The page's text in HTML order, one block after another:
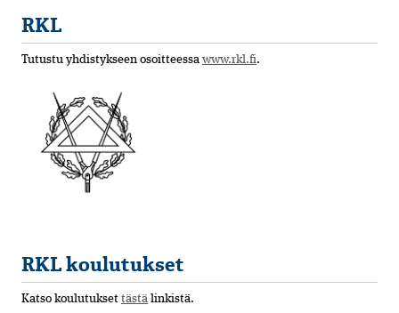
RKL
Tutustu yhdistykseen osoitteessa www.rkl.fi.
RKL koulutukset
Katso koulutukset tästä linkistä.